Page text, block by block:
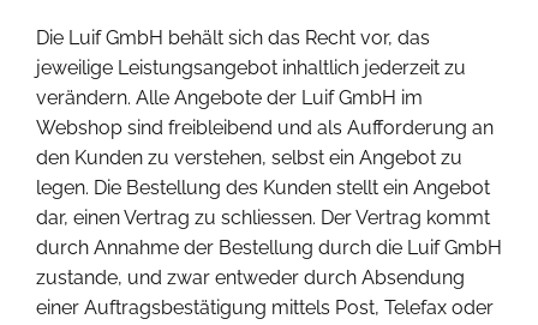
Die Luif GmbH behält sich das Recht vor, das
jeweilige Leistungsangebot inhaltlich jederzeit zu
verändern. Alle Angebote der Luif GmbH im
Webshop sind freibleibend und als Aufforderung an
den Kunden zu verstehen, selbst ein Angebot zu
legen. Die Bestellung des Kunden stellt ein Angebot
dar, einen Vertrag zu schliessen. Der Vertrag kommt
durch Annahme der Bestellung durch die Luif GmbH
zustande, und zwar entweder durch Absendung
einer Auftragsbestätigung mittels Post, Telefax oder